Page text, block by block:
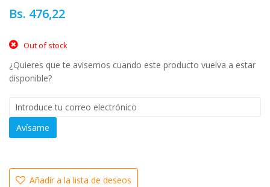
Bs. 476,22
Out of stock
¿Quieres que te avisemos cuando este producto vuelva a estar
disponible?
Avísame
Añadir a la lista de deseos